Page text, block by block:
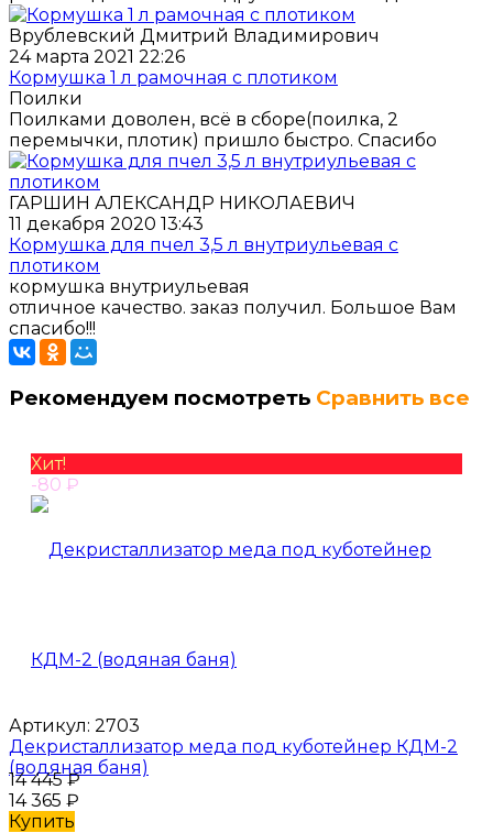
Врублевский Дмитрий Владимирович
24 марта 2021 22:26
Кормушка 1 л рамочная с плотиком
Поилки
Поилками доволен, всё в сборе(поилка, 2
перемычки, плотик) пришло быстро. Спасибо
ГАРШИН АЛЕКСАНДР НИКОЛАЕВИЧ
11 декабря 2020 13:43
Кормушка для пчел 3,5 л внутриульевая с
плотиком
кормушка внутриульевая
отличное качество. заказ получил. Большое Вам
спасибо!!!
Рекомендуем посмотреть Сравнить все
Хит!
-80 ₽
Артикул: 2703
Декристаллизатор меда под куботейнер КДМ-2
(водяная баня)
14 445₽
14 365 ₽
Купить